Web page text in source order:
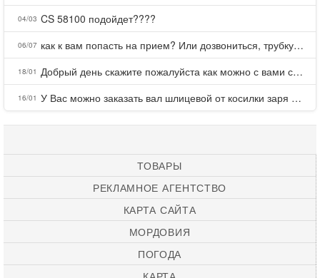
04/03 CS 58100 подойдет????
06/07 как к вам попасть на прием? Или дозвониться, трубку не берете.
18/01 Добрый день скажите пожалуйста как можно с вами связаться . Телефон не отвечает .Заказала кухню в тц Хороший есть претензии а менеджер контактов не дает .Что делать?
16/01 У Вас можно заказать вал шлицевой от косилки заря для мтз, который соединяет мотоблок с косилкой.?
ТОВАРЫ
РЕКЛАМНОЕ АГЕНТСТВО
КАРТА САЙТА
МОРДОВИЯ
ПОГОДА